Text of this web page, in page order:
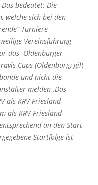
bedeutet: Die
welche sich bei den
Turniere
Vereinsführung
das Oldenburger
Cups (Oldenburg) gilt
und nicht die
melden .Das
als KRV-Friesland-
als KRV-Friesland-
an den Start
Startfolge ist